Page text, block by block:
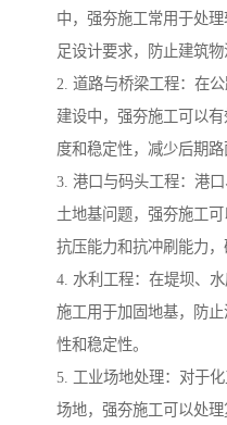
中，强夯施工常用于处
足设计要求，防止建筑物
2. 道路与桥梁工程：在
建设中，强夯施工可以
度和稳定性，减少后期路
3. 港口与码头工程：港
土地基问题，强夯施工
抗压能力和抗冲刷能力，
4. 水利工程：在堤坝、
施工用于加固地基，防
性和稳定性。
5. 工业场地处理：对于
场地，强夯施工可以处